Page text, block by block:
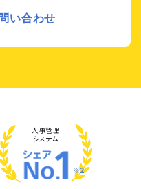
い合わせ
人事管理
システム
※2